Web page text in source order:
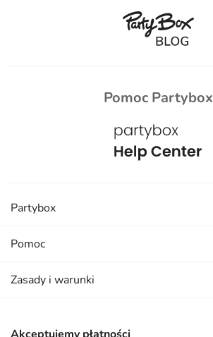
Pomoc Partybox
Partybox
Pomoc
Zasady i warunki